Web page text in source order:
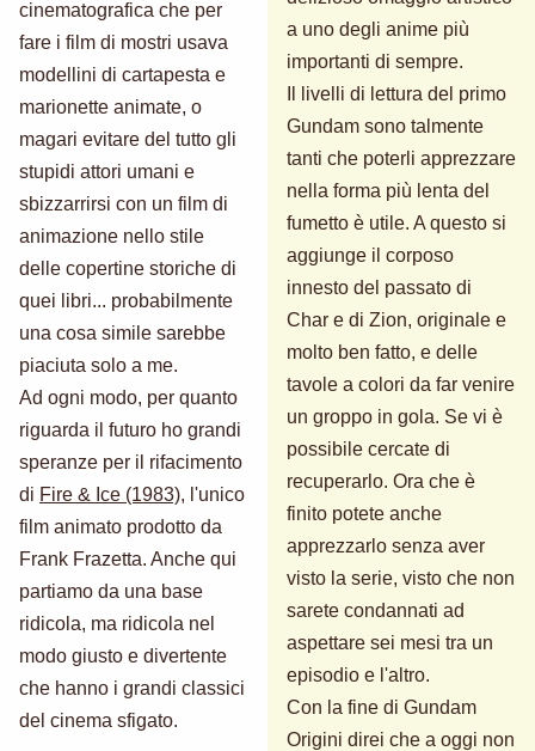
cinematografica che per
fare i film di mostri usava
modellini di cartapesta e
marionette animate, o
magari evitare del tutto gli
stupidi attori umani e
sbizzarrirsi con un film di
animazione nello stile
delle copertine storiche di
quei libri... probabilmente
una cosa simile sarebbe
piaciuta solo a me.
Ad ogni modo, per quanto
riguarda il futuro ho grandi
speranze per il rifacimento
di Fire & Ice (1983), l'unico
film animato prodotto da
Frank Frazetta. Anche qui
partiamo da una base
ridicola, ma ridicola nel
modo giusto e divertente
che hanno i grandi classici
del cinema sfigato.
a uno degli anime più
importanti di sempre.
Il livelli di lettura del primo
Gundam sono talmente
tanti che poterli apprezzare
nella forma più lenta del
fumetto è utile. A questo si
aggiunge il corposo
innesto del passato di
Char e di Zion, originale e
molto ben fatto, e delle
tavole a colori da far venire
un groppo in gola. Se vi è
possibile cercate di
recuperarlo. Ora che è
finito potete anche
apprezzarlo senza aver
visto la serie, visto che non
sarete condannati ad
aspettare sei mesi tra un
episodio e l'altro.
Con la fine di Gundam
Origini direi che a oggi non